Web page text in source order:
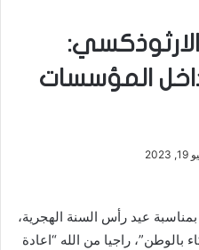
المؤسسات
عيد رأس السنة الهجرية،
بالوطن”، راجيا من الله “اعادة